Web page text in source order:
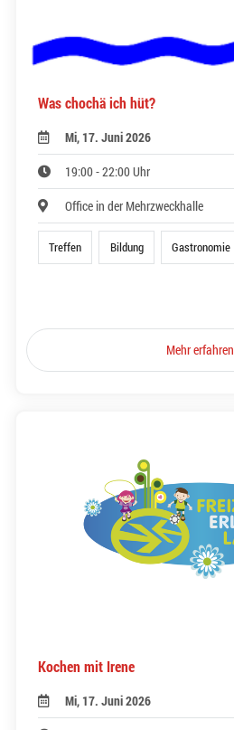
Was chochä ich hüt?
Mi, 17. Juni 2026
19:00 - 22:00 Uhr
Office in der Mehrzweckhalle
Treffen Bildung Gastronomie
Mehr erfahren
Kochen mit Irene
Mi, 17. Juni 2026